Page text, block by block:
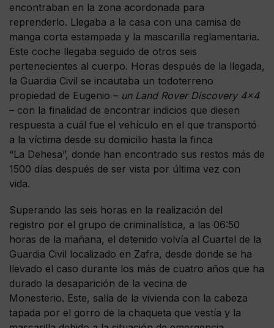
encontraban en la zona acordonada para
reprenderlo. Llegaba a la casa con una camisa de
manga corta estampada y la mascarilla reglamentaria.
Este coche llegaba seguido de otros seis
pertenecientes al cuerpo. Horas después de la llegada,
la Guardia Civil se incautaba un todoterreno
propiedad de Eugenio – un Land Rover Discovery 4×4
– con la finalidad de encontrar indicios que diesen
respuesta a cuál fue el vehículo en el que transportó
a la víctima desde su domicilio hasta la finca
“La Dehesa”, donde han encontrado sus restos más de
1500 días después de ser vista por última vez con
vida.
Superando las seis horas en la realización del
registro por el grupo de criminalística, a las 06:50
horas de la mañana, el detenido volvía al Cuartel de la
Guardia Civil localizado en Zafra, desde donde se ha
llevado el caso durante los más de cuatro años que ha
durado la desaparición de la vecina de
Monesterio. Este, salía de la vivienda con la cabeza
tapada por el gorro de la chaqueta que vestía y la